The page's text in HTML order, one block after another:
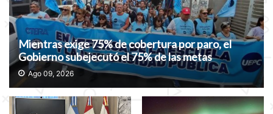
Mientras exige 75% de cobertura por paro, el
Gobierno subejecutó el 75% de las metas
educativas
Ago 09, 2026